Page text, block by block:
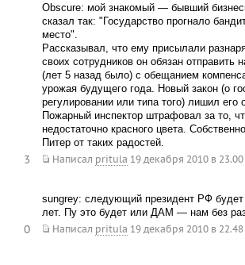
Obscure: мой знакомый — бывший
сказал так: "Государство прогнало
место".
Рассказывал, что ему присылали
своих сотрудников он обязан отправить
(лет 5 назад было) с обещанием
урожая будущего года. Новый закон (о
регулировании или типа того) лишил его
Пожарный инспектор штрафовал за то,
недостаточно красного цвета.
Питер от таких радостей.
Написал pritula 19 декабря 2010 в 23.00
3
sungrey: следующий президент РФ будет
лет. Пу это будет или ДАМ — нам без
Написал pritula 19 декабря 2010 в 22.48
0